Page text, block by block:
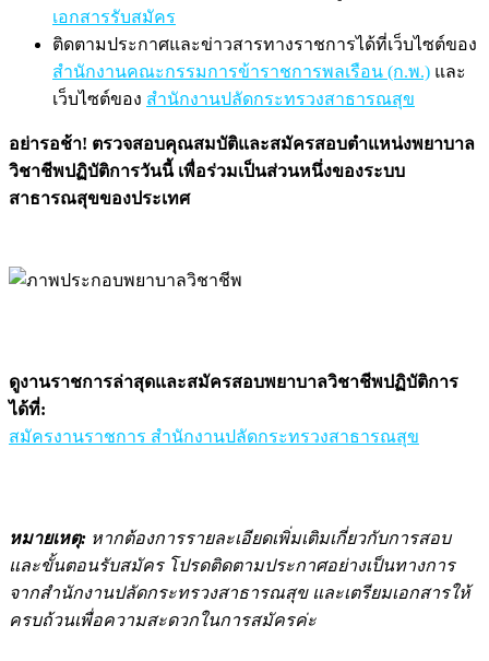
เอกสารรับสมัคร
ติดตามประกาศและข่าวสารทางราชการได้ที่เว็บไซต์ของ
สำนักงานคณะกรรมการข้าราชการพลเรือน (ก.พ.) และ
เว็บไซต์ของ สำนักงานปลัดกระทรวงสาธารณสุข
อย่ารอช้า! ตรวจสอบคุณสมบัติและสมัครสอบตำแหน่งพยาบาล
วิชาชีพปฏิบัติการวันนี้ เพื่อร่วมเป็นส่วนหนึ่งของระบบ
สาธารณสุขของประเทศ
ดูงานราชการล่าสุดและสมัครสอบพยาบาลวิชาชีพปฏิบัติการ
ได้ที่:
สมัครงานราชการ สำนักงานปลัดกระทรวงสาธารณสุข
หมายเหตุ: หากต้องการรายละเอียดเพิ่มเติมเกี่ยวกับการสอบ
และขั้นตอนรับสมัคร โปรดติดตามประกาศอย่างเป็นทางการ
จากสำนักงานปลัดกระทรวงสาธารณสุข และเตรียมเอกสารให้
ครบถ้วนเพื่อความสะดวกในการสมัครค่ะ